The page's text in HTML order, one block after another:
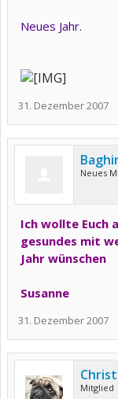
Neues Jahr.
31. Dezember 2007
Neues
Ich wollte Euch
gesundes mit
Jahr wünschen
Susanne
31. Dezember 2007
Mitglied